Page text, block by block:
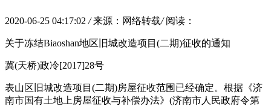
2020-06-25 04:17:02 / 来源：网络转载/ 阅读：
关于冻结Biaoshan地区旧城改造项目(二期)征收的通知
冀(天桥)政冷[2017]28号
表山区旧城改造项目(二期)房屋征收范围已经确定。根据《济
南市国有土地上房屋征收与补偿办法》(济南市人民政府令第